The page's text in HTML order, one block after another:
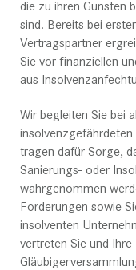
die zu ihren Gunsten
sind. Bereits bei
Vertragspartner
Sie vor finanziellen
aus
Wir begleiten Sie bei
tragen dafür Sorge,
Sanierungs- oder
wahrgenommen
Forderungen sowie
insolventen
vertreten Sie und